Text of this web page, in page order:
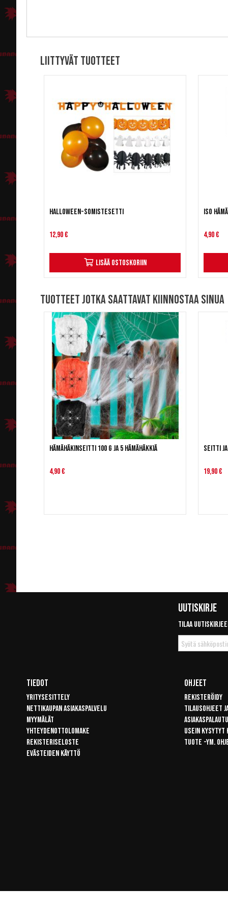
Liittyvät tuotteet
Halloween-somistesetti
12,90 €
Lisää ostoskoriin
Iso
4,90 €
Tuotteet jotka saattavat kiinnostaa sinua
Hämähäkinseitti 100 g ja 5 hämähäkkiä
4,90 €
Seitti ja
19,90 €
Uutiskirje
Tilaa
Tilaa
uutiskirje
Tiedot
Yritysesittely
Nettikaupan asiakaspalvelu
Myymälät
Yhteydenottolomake
Rekisteriseloste
Evästeiden käyttö
Ohjeet
Rekisteröidy
Tilausohjeet
Usein kysytyt
Tuote -ym.